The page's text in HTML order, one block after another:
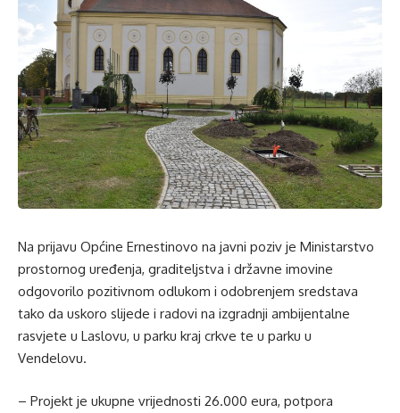
Na prijavu Općine Ernestinovo na javni poziv je Ministarstvo
prostornog uređenja, graditeljstva i državne imovine
odgovorilo pozitivnom odlukom i odobrenjem sredstava
tako da uskoro slijede i radovi na izgradnji ambijentalne
rasvjete u Laslovu, u parku kraj crkve te u parku u
Vendelovu.
– Projekt je ukupne vrijednosti 26.000 eura, potpora